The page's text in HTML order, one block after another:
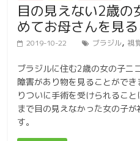
目の見えない2歳の
めてお母さんを見
2019-10-22 ブラジル,視
ブラジルに住む2歳の女の子ニ
障害があり物を見ることがで
りついに手術を受けられるこ
まで目の見えなかった女の子
す。